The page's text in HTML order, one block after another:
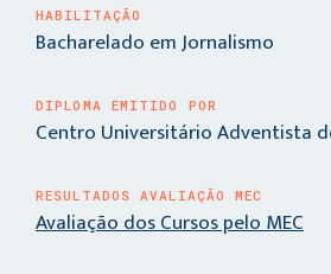
HABILITAÇÃO
Bacharelado em Jornalismo
DIPLOMA EMITIDO POR
Centro Universitário Adventista
RESULTADOS AVALIAÇÃO MEC
Avaliação dos Cursos pelo MEC